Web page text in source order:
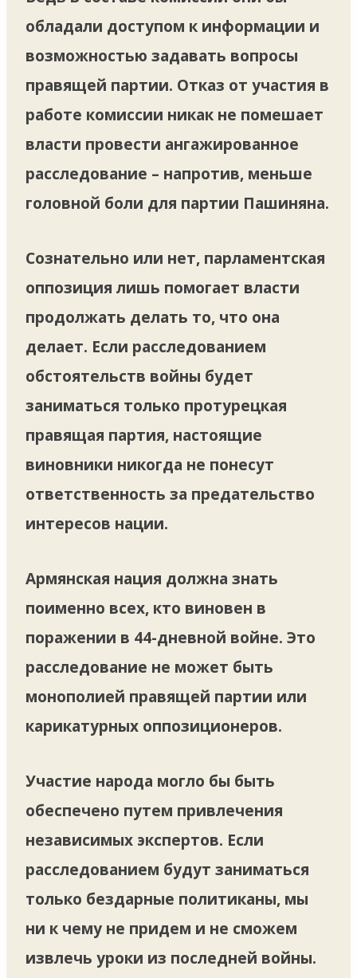
обладали доступом к информации и
возможностью задавать вопросы
правящей партии. Отказ от участия в
работе комиссии никак не помешает
власти провести ангажированное
расследование – напротив, меньше
головной боли для партии Пашиняна.
Сознательно или нет, парламентская
оппозиция лишь помогает власти
продолжать делать то, что она
делает. Если расследованием
обстоятельств войны будет
заниматься только протурецкая
правящая партия, настоящие
виновники никогда не понесут
ответственность за предательство
интересов нации.
Армянская нация должна знать
поименно всех, кто виновен в
поражении в 44-дневной войне. Это
расследование не может быть
монополией правящей партии или
карикатурных оппозиционеров.
Участие народа могло бы быть
обеспечено путем привлечения
независимых экспертов. Если
расследованием будут заниматься
только бездарные политиканы, мы
ни к чему не придем и не сможем
извлечь уроки из последней войны.